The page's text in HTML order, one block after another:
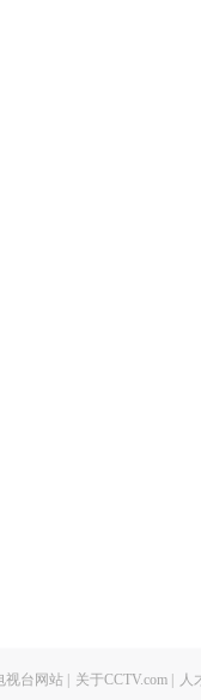
视台网站 关于CCTV.com 人